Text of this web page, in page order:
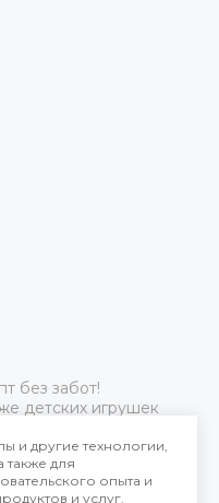
без забот!
детских игрушек
и другие технологии,
также для
опыта и
и услуг.